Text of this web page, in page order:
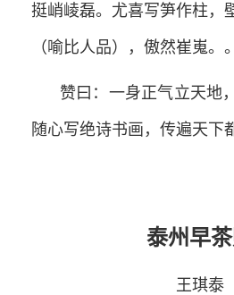
挺峭崚磊。尤喜写笋作柱，
（喻比人品），傲然崔嵬。。
赞曰：一身正气立天地
随心写绝诗书画，传遍天下
泰州早
王琪泰